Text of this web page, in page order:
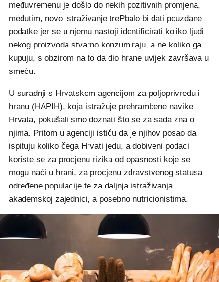
međuvremenu je došlo do nekih pozitivnih promjena,
međutim, novo istraživanje trePbalo bi dati pouzdane
podatke jer se u njemu nastoji identificirati koliko ljudi
nekog proizvoda stvarno konzumiraju, a ne koliko ga
kupuju, s obzirom na to da dio hrane uvijek završava u
smeću.
U suradnji s Hrvatskom agencijom za poljoprivredu i
hranu (HAPIH), koja istražuje prehrambene navike
Hrvata, pokušali smo doznati što se za sada zna o
njima. Pritom u agenciji ističu da je njihov posao da
ispituju koliko čega Hrvati jedu, a dobiveni podaci
koriste se za procjenu rizika od opasnosti koje se
mogu naći u hrani, za procjenu zdravstvenog statusa
određene populacije te za daljnja istraživanja
akademskoj zajednici, a posebno nutricionistima.